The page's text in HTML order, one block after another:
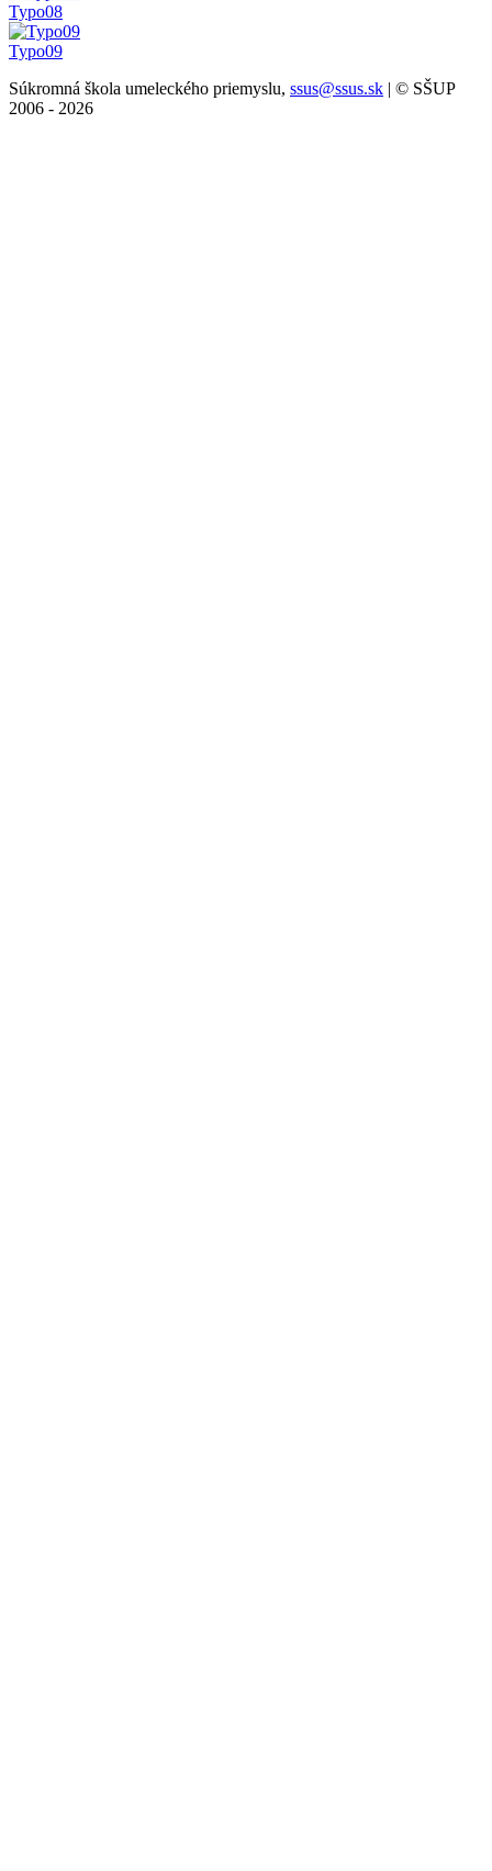
Typo08
Typo09
Súkromná škola umeleckého priemyslu, ssus@ssus.sk | © SŠUP
2006 - 2026